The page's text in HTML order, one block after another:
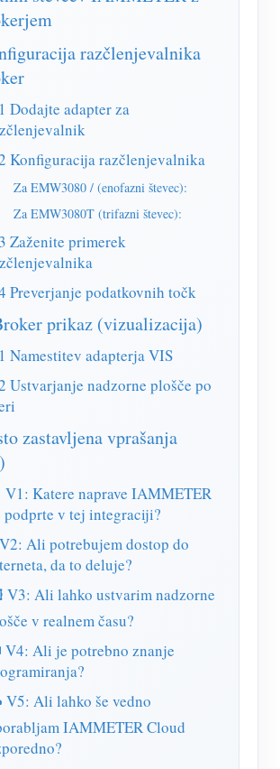
IAMMETER
za napovedovanje in simulacijo energije
energije solarnega PV sistema
porabe električne energije
sistem PV grelnika
doma
energetski nadzor
Video
vprašanja
nagrajevanja
razčlenjevalnika
Dodajte adapter za
Konfiguracija razčlenjevalnika
Za EMW3080 / (enofazni števec):
Za EMW3080T (trifazni števec):
Zaženite primerek
Preverjanje podatkovnih točk
prikaz (vizualizacija)
Namestitev adapterja VIS
Ustvarjanje nadzorne plošče po
zastavljena vprašanja
V1: Katere naprave IAMMETER
podprte v tej integraciji?
V2: Ali potrebujem dostop do
da to deluje?
Ali lahko ustvarim nadzorne
v realnem času?
V4: Ali je potrebno znanje
Ali lahko še vedno
IAMMETER Cloud